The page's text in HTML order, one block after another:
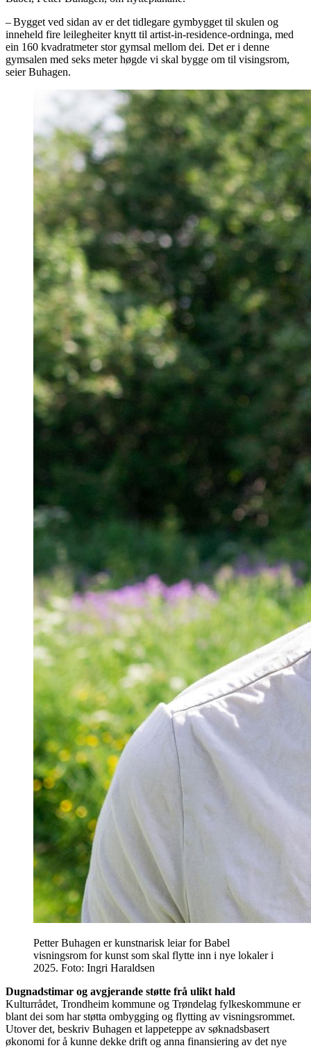
–Bygget ved sidan av er det tidlegare gymbygget til skulen og
inneheld fire leilegheiter knytt til artist-in-residence-ordninga, med
ein 160 kvadratmeter stor gymsal mellom dei. Det er i denne
gymsalen med seks meter høgde vi skal bygge om til visingsrom,
seier Buhagen.
Petter Buhagen er kunstnarisk leiar for Babel
visningsrom for kunst som skal flytte inn i nye lokaler i
2025. Foto: Ingri Haraldsen
Dugnadstimar og avgjerande støtte frå ulikt hald
Kulturrådet, Trondheim kommune og Trøndelag fylkeskommune er
blant dei som har støtta ombygging og flytting av visningsrommet.
Utover det, beskriv Buhagen et lappeteppe av søknadsbasert
økonomi for å kunne dekke drift og anna finansiering av det nye